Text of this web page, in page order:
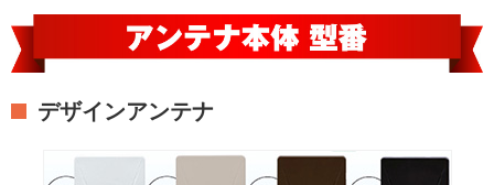
デザインアンテナ